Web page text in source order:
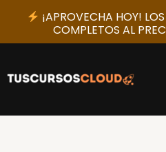
contenido
¡APROVECHA HOY!
COMPLETOS AL